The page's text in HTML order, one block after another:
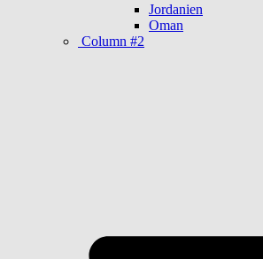
Jordanien
Oman
Column #2